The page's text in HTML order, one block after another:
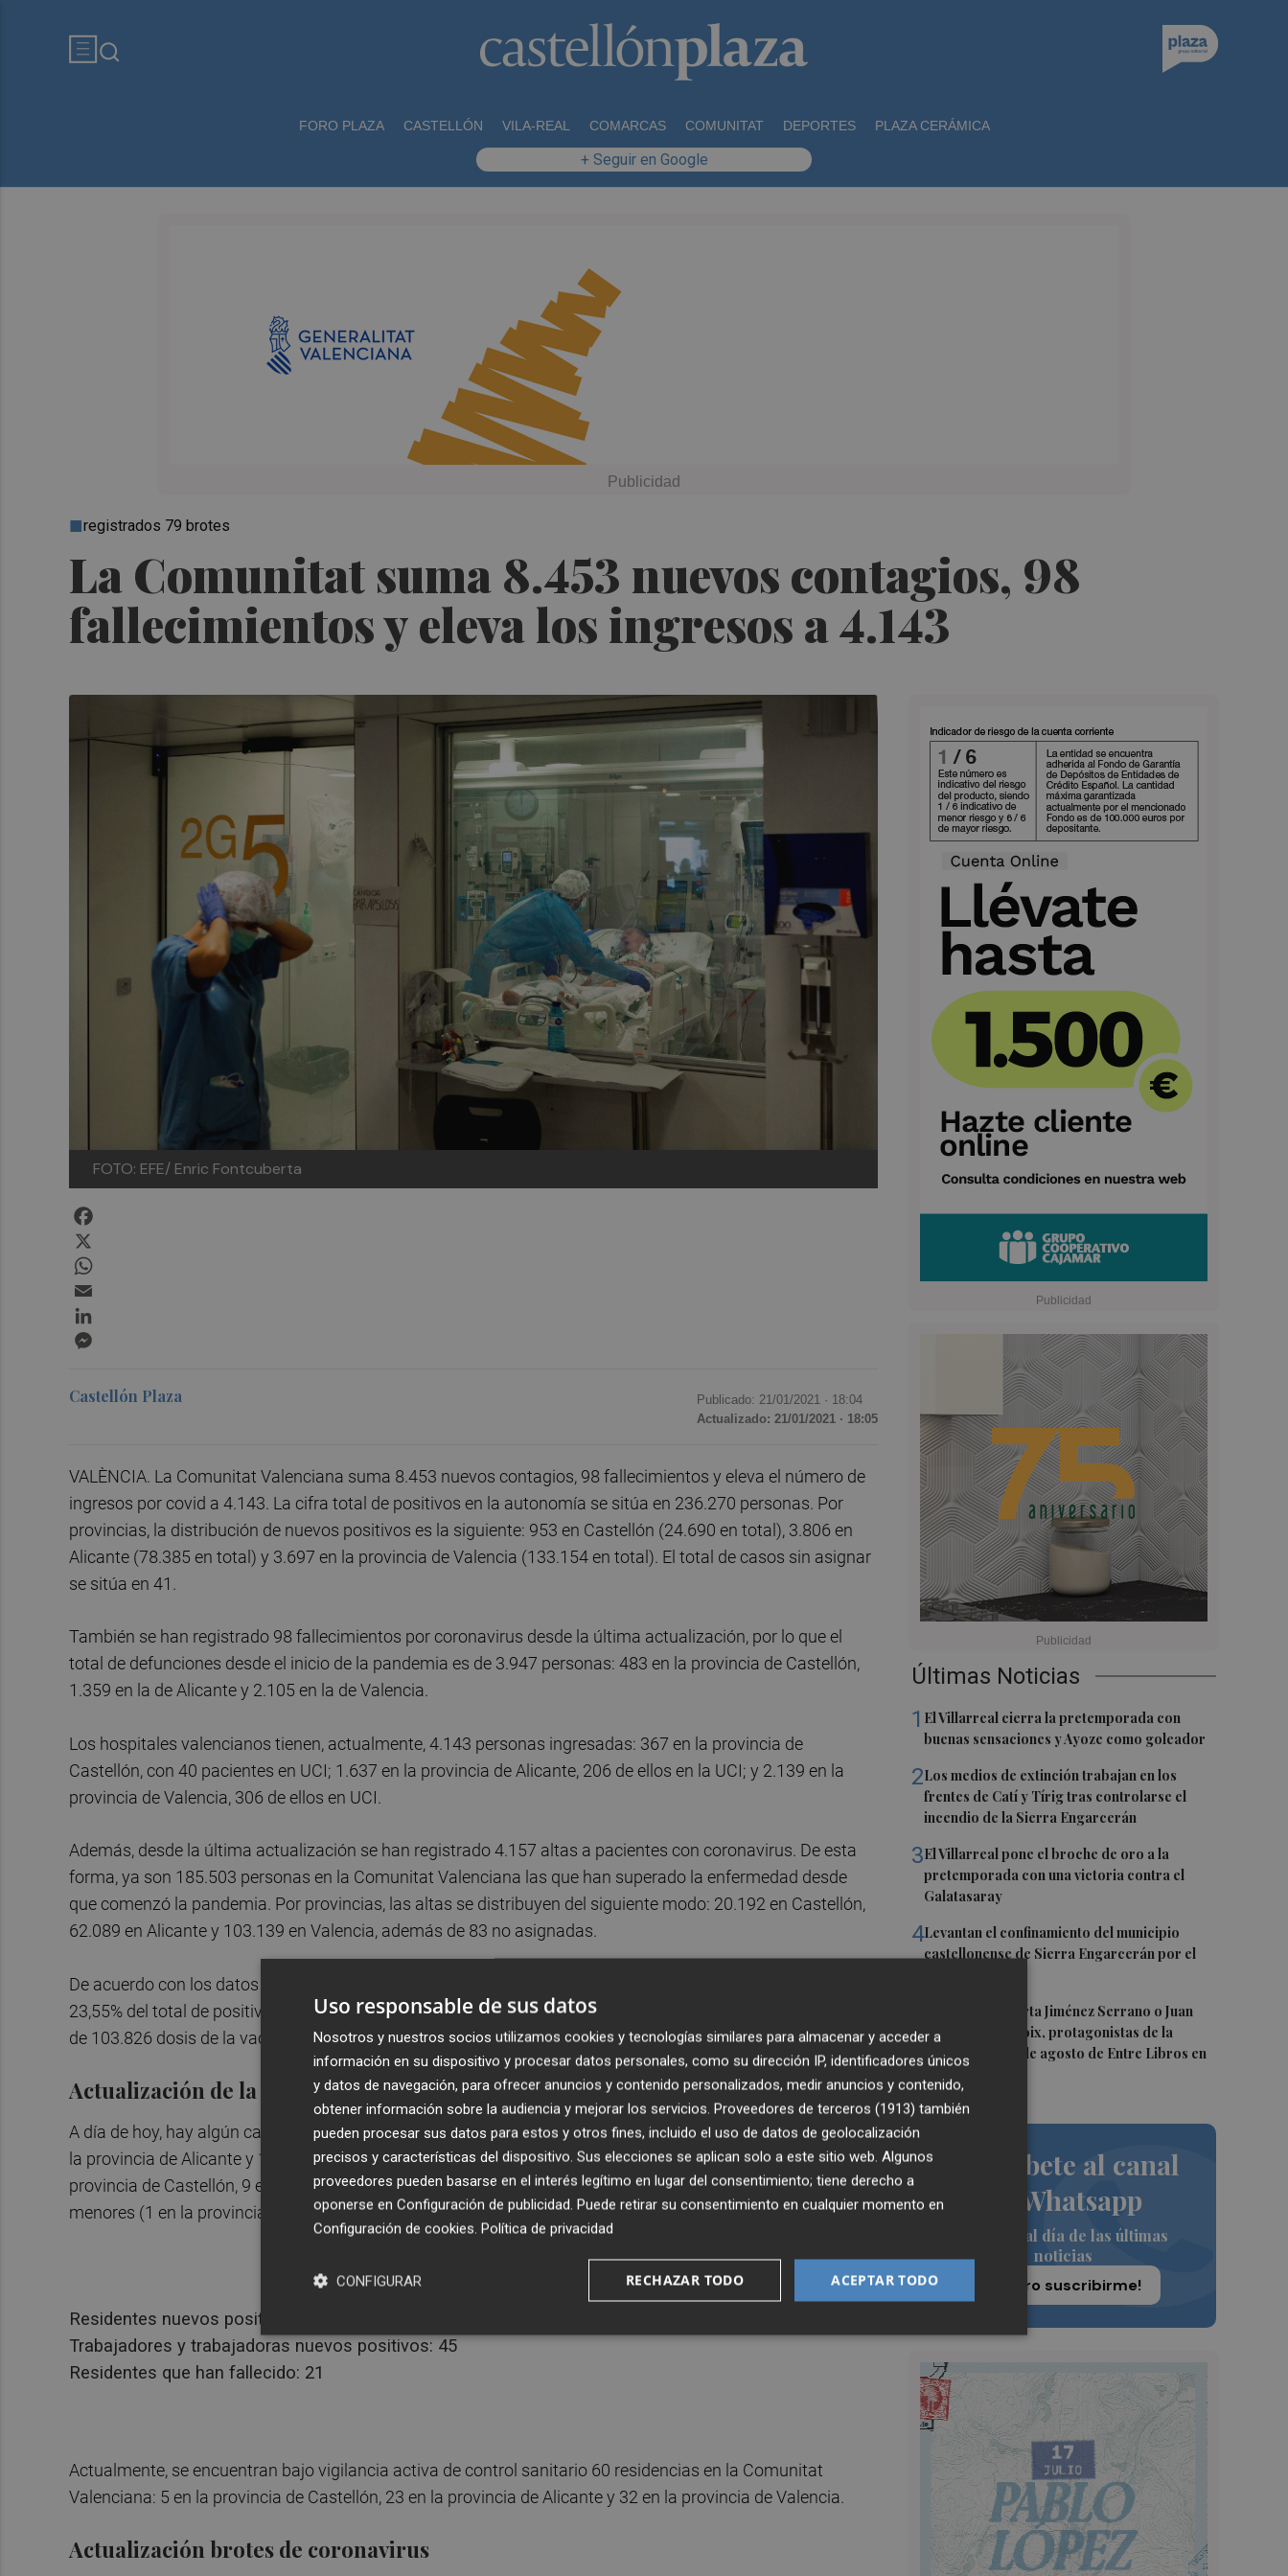
FORO PLAZA CASTELLÓN VILA-REAL COMARCAS COMUNITAT DEPORTES PLAZA CERÁMICA
+ Seguir en Google
La Comunitat suma 8.453 nuevos contagios, 98
fallecimientos y eleva los ingresos a 4.143
registrados 79 brotes
FOTO: EFE/ Enric Fontcuberta
Últimas Noticias
1 El Villarreal cierra la pretemporada con
buenas sensaciones y Ayoze como goleador
2Los medios de extinción trabajan en los
frentes de Catí y Tírig tras controlarse el
incendio de la Sierra Engarcerán
3El Villarreal pone el broche de oro a la
pretemporada con una victoria contra el
Galatasaray
4Levantan el confinamiento del municipio
castellonense de Sierra Engarcerán por el
Juan Tallón, Marta Jiménez Serrano o Juan
Evaristo Valls Boix, protagonistas de la
programación de agosto de Entre Libros en
Benicàssim
Suscríbete al canal
de Whatsapp
Siempre al día de las últimas
noticias
¡Quiero suscribirme!
Castellón Plaza Publicado: 21/01/2021 · 18:04
Actualizado: 21/01/2021 · 18:05
VALÈNCIA. La Comunitat Valenciana suma 8.453 nuevos contagios, 98 fallecimientos y eleva el número de
ingresos por covid a 4.143. La cifra total de positivos en la autonomía se sitúa en 236.270 personas. Por
provincias, la distribución de nuevos positivos es la siguiente: 953 en Castellón (24.690 en total), 3.806 en
Alicante (78.385 en total) y 3.697 en la provincia de Valencia (133.154 en total). El total de casos sin asignar
se sitúa en 41.
También se han registrado 98 fallecimientos por coronavirus desde la última actualización, por lo que el
total de defunciones desde el inicio de la pandemia es de 3.947 personas: 483 en la provincia de Castellón,
1.359 en la de Alicante y 2.105 en la de Valencia.
Los hospitales valencianos tienen, actualmente, 4.143 personas ingresadas: 367 en la provincia de
Castellón, con 40 pacientes en UCI; 1.637 en la provincia de Alicante, 206 de ellos en la UCI; y 2.139 en la
provincia de Valencia, 306 de ellos en UCI.
Además, desde la última actualización se han registrado 4.157 altas a pacientes con coronavirus. De esta
forma, ya son 185.503 personas en la Comunitat Valenciana las que han superado la enfermedad desde
que comenzó la pandemia. Por provincias, las altas se distribuyen del siguiente modo: 20.192 en Castellón,
62.089 en Alicante y 103.139 en Valencia, además de 83 no asignadas.
De acuerdo con los datos registrados, en estos momentos hay 58.358 casos activos, lo que supone un
23,55% del total de positivos. Mientras, la Comunitat Valenciana ha administrado hasta este jueves un total
de 103.826 dosis de la vacuna contra el coronavirus. Del total, 101.251 son de Pfizer y 2.580 de Moderna.
Actualización de la situación en residencias
A día de hoy, hay algún caso positivo en 189 residencias de mayores (16 en la provincia de Castellón, 61 en
la provincia de Alicante y 112 en la provincia de Valencia), 31 centros de diversidad funcional (5 en la
provincia de Castellón, 9 en la provincia de Alicante y 17 en la provincia de Valencia) y 10 centros de
menores (1 en la provincia de Castellón, 4 en la provincia de Alicante y 5 en la provincia de Valencia).
Residentes nuevos positivos: 199
Trabajadores y trabajadoras nuevos positivos: 45
Residentes que han fallecido: 21
Actualmente, se encuentran bajo vigilancia activa de control sanitario 60 residencias en la Comunitat
Valenciana: 5 en la provincia de Castellón, 23 en la provincia de Alicante y 32 en la provincia de Valencia.
Actualización brotes de coronavirus
Uso responsable de sus datos
Nosotros y nuestros socios utilizamos cookies y tecnologías similares para almacenar y acceder a
información en su dispositivo y procesar datos personales, como su dirección IP, identificadores únicos
y datos de navegación, para ofrecer anuncios y contenido personalizados, medir anuncios y contenido,
obtener información sobre la audiencia y mejorar los servicios. Proveedores de terceros (1913) también
pueden procesar sus datos para estos y otros fines, incluido el uso de datos de geolocalización
precisos y características del dispositivo. Sus elecciones se aplican solo a este sitio web. Algunos
proveedores pueden basarse en el interés legítimo en lugar del consentimiento; tiene derecho a
oponerse en Configuración de publicidad. Puede retirar su consentimiento en cualquier momento en
Configuración de cookies. Política de privacidad
ACEPTAR TODO
RECHAZAR TODO
CONFIGURAR